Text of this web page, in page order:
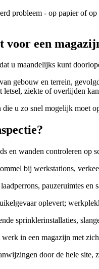
probleem - op papier of
voor een
u maandelijks kunt
gebouw en terrein,
letsel, ziekte of overlijden
u zo snel mogelijk moet
en wanden controleren op
bij werkstations,
pauzeruimtes
oplevert;
sprinklerinstallaties,
in een magazijn met
door de hele site,